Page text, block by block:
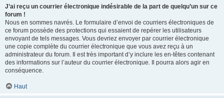
J’ai reçu un courrier électronique indésirable de la part de quelqu’un sur ce
forum !
Nous en sommes navrés. Le formulaire d’envoi de courriers électroniques de
ce forum possède des protections qui essaient de repérer les utilisateurs
envoyant de tels messages. Vous devriez envoyer par courrier électronique
une copie complète du courrier électronique que vous avez reçu à un
administrateur du forum. Il est très important d’y inclure les en-têtes contenant
des informations sur l’auteur du courrier électronique. Il pourra alors agir en
conséquence.
Haut